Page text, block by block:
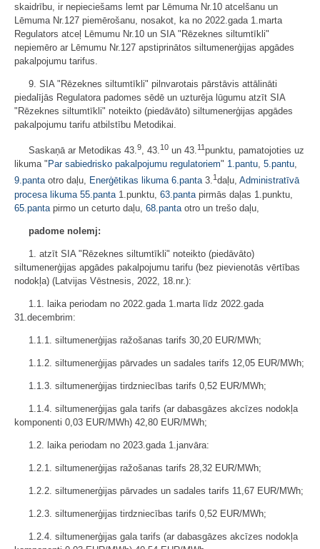
skaidrību, ir nepieciešams lemt par Lēmuma Nr.10 atcelšanu un
Lēmuma Nr.127 piemērošanu, nosakot, ka no 2022.gada 1.marta
Regulators atceļ Lēmumu Nr.10 un SIA "Rēzeknes siltumtīkli"
nepiemēro ar Lēmumu Nr.127 apstiprinātos siltumenerģijas apgādes
pakalpojumu tarifus.
9. SIA "Rēzeknes siltumtīkli" pilnvarotais pārstāvis attālināti
piedalījās Regulatora padomes sēdē un uzturēja lūgumu atzīt SIA
"Rēzeknes siltumtīkli" noteikto (piedāvāto) siltumenerģijas apgādes
pakalpojumu tarifu atbilstību Metodikai.
Saskaņā ar Metodikas 43.9, 43.10 un 43.11punktu, pamatojoties uz
likuma " Par sabiedrisko pakalpojumu regulatoriem" 1.pantu, 5.pantu,
9.pantaotro daļu, Enerģētikas likuma 6.panta3.1 daļu, Administratīvā
procesa likuma 55.panta 1.punktu, 63.panta pirmās daļas 1.punktu,
65.panta pirmo un ceturto daļu, 68.panta otro un trešo daļu,
padome nolemj:
1. atzīt SIA "Rēzeknes siltumtīkli" noteikto (piedāvāto)
siltumenerģijas apgādes pakalpojumu tarifu (bez pievienotās vērtības
nodokļa) (Latvijas Vēstnesis, 2022, 18.nr.):
1.1. laika periodam no 2022.gada 1.marta līdz 2022.gada
31.decembrim:
1.1.1. siltumenerģijas ražošanas tarifs 30,20 EUR/MWh;
1.1.2. siltumenerģijas pārvades un sadales tarifs 12,05 EUR/MWh;
1.1.3. siltumenerģijas tirdzniecības tarifs 0,52 EUR/MWh;
1.1.4. siltumenerģijas gala tarifs (ar dabasgāzes akcīzes nodokļa
komponenti 0,03 EUR/MWh) 42,80 EUR/MWh;
1.2. laika periodam no 2023.gada 1.janvāra:
1.2.1. siltumenerģijas ražošanas tarifs 28,32 EUR/MWh;
1.2.2. siltumenerģijas pārvades un sadales tarifs 11,67 EUR/MWh;
1.2.3. siltumenerģijas tirdzniecības tarifs 0,52 EUR/MWh;
1.2.4. siltumenerģijas gala tarifs (ar dabasgāzes akcīzes nodokļa